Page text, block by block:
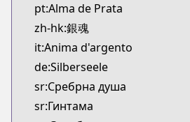
pt:Alma de Prata
zh-hk:銀魂
it:Anima d'argento
de:Silberseele
sr:Сребрна душа
sr:Гинтама